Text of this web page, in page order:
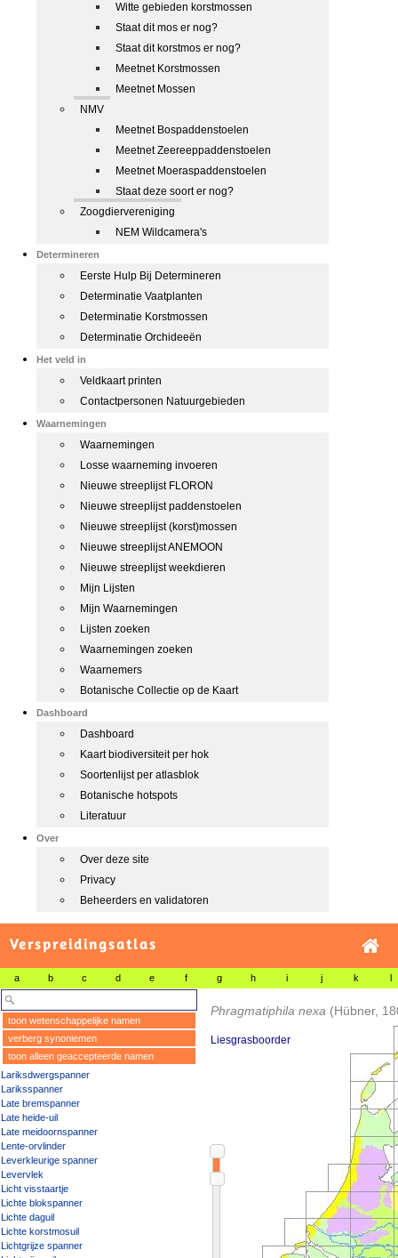
Witte gebieden korstmossen
Staat dit mos er nog?
Staat dit korstmos er nog?
Meetnet Korstmossen
Meetnet Mossen
NMV
Meetnet Bospaddenstoelen
Meetnet Zeereeppaddenstoelen
Meetnet Moeraspaddenstoelen
Staat deze soort er nog?
Zoogdiervereniging
NEM Wildcamera's
Determineren
Eerste Hulp Bij Determineren
Determinatie Vaatplanten
Determinatie Korstmossen
Determinatie Orchideeën
Het veld in
Veldkaart printen
Contactpersonen Natuurgebieden
Waarnemingen
Waarnemingen
Losse waarneming invoeren
Nieuwe streeplijst FLORON
Nieuwe streeplijst paddenstoelen
Nieuwe streeplijst (korst)mossen
Nieuwe streeplijst ANEMOON
Nieuwe streeplijst weekdieren
Mijn Lijsten
Mijn Waarnemingen
Lijsten zoeken
Waarnemingen zoeken
Waarnemers
Botanische Collectie op de Kaart
Dashboard
Dashboard
Kaart biodiversiteit per hok
Soortenlijst per atlasblok
Botanische hotspots
Literatuur
Over
Over deze site
Privacy
Beheerders en validatoren
Verspreidingsatlas
a b c d e f g h i j k l
toon wetenschappelijke namen
verberg synoniemen
toon alleen geaccepteerde namen
Lariksdwergspanner
Lariksspanner
Late bremspanner
Late heide-uil
Late meidoornspanner
Lente-orvlinder
Leverkleurige spanner
Levervlek
Licht visstaartje
Lichte blokspanner
Lichte daguil
Lichte korstmosuil
Lichtgrijze spanner
Phragmatiphila nexa (Hübner,
Liesgrasboorder